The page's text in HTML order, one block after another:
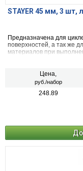
STAYER 45 мм, 3 шт,
Предназначена для
поверхностей, а так же
материалов при
Цена,
руб./набор
248.89